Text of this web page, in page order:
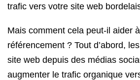
trafic vers votre site web
Mais comment cela peut-il aider
référencement ? Tout d’abord,
site web depuis des médias
augmenter le trafic organique